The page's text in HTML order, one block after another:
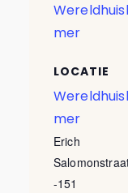
mer
LOCATIE
mer
Erich
-151